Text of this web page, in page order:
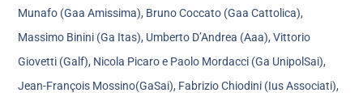
Munafo (Gaa Amissima), Bruno Coccato (Gaa Cattolica),
Massimo Binini (Ga Itas), Umberto D’Andrea (Aaa), Vittorio
Giovetti (Galf), Nicola Picaro e Paolo Mordacci (Ga UnipolSai),
Jean-François Mossino(GaSai), Fabrizio Chiodini (Ius Associati),